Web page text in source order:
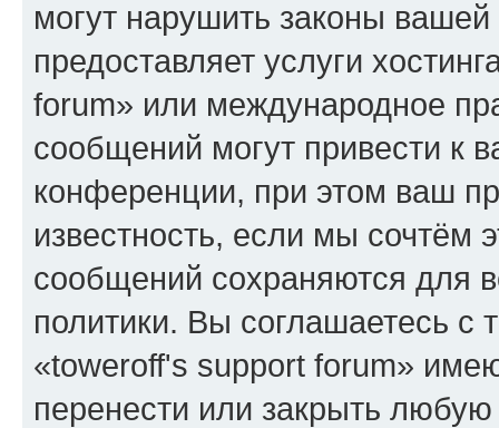
могут нарушить законы
предоставляет услуги
forum» или международное
сообщений могут привести к
конференции, при этом ваш
известность, если мы сочтём
сообщений сохраняются для
политики. Вы соглашаетесь
«toweroff's support forum»
перенести или закрыть